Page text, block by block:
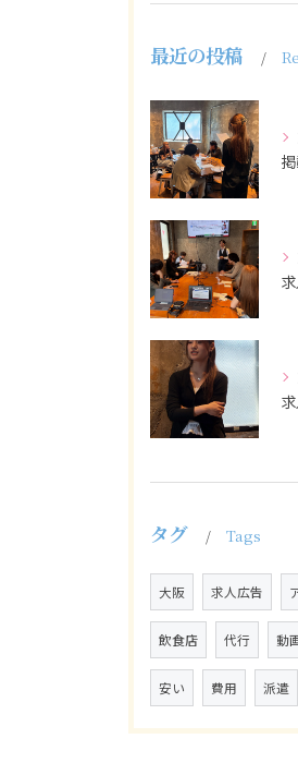
最近の投稿
タグ Tags
大阪 求人広告
飲食店 代行 動
安い 費用 派遣